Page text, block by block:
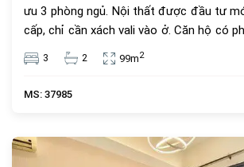
ưu 3 phòng ngủ. Nội thất được đầu tư
cấp, chỉ cần xách vali vào ở. Căn hộ có
ràng, giao dịch an toàn. Giá bán 13.79
gói, đã bao gồm tất cả các loại thuế, phí
người bán phải chịu. Vị trí đắc địa, kết nối
3 2 99m2
MS: 37985